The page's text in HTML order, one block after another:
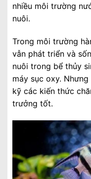
nhiều môi trường
nuôi.
Trong môi trường
vẫn phát triển và
nuôi trong bể thủy
máy sục oxy.
kỹ các kiến thức
trưởng tốt.